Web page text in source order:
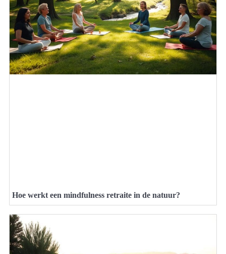
Hoe werkt een mindfulness retraite in de natuur?